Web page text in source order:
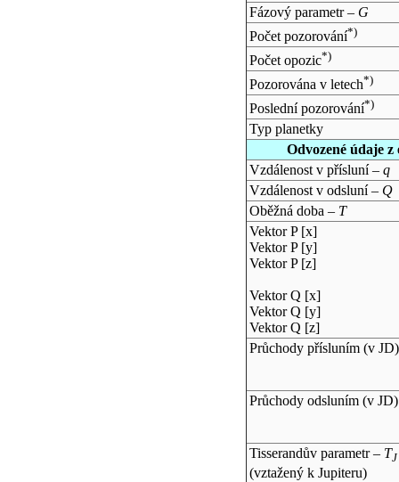
Fázový parametr – G
Počet pozorování*)
Počet opozic*)
Pozorována v letech*)
Poslední pozorování*)
Typ planetky
Odvozené údaje
Vzdálenost v přísluní – q
Vzdálenost v odsluní – Q
Oběžná doba – T
Vektor P [x]
Vektor P [y]
Vektor P [z]
Vektor Q [x]
Vektor Q [y]
Vektor Q [z]
Průchody přísluním (v JD)
Průchody odsluním (v JD)
Tisserandův parametr – TJ
(vztažený k Jupiteru)